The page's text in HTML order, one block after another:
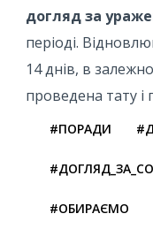
догляд за
періоді.
14 днів, в
проведена тату і
#ПОРАДИ
#ОБИРАЄМО